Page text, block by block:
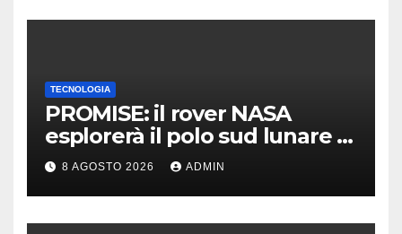
TECNOLOGIA
PROMISE: il rover NASA
esplorerà il polo sud lunare |
Cosa sappiamo
8 AGOSTO 2026 ADMIN